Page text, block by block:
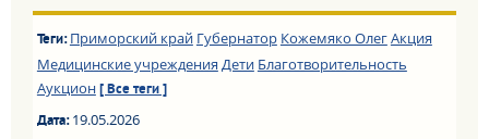
Теги: Приморский край Губернатор Кожемяко ОлегАкция
Медицинские учреждения Дети Благотворительность
Аукцион [ Все теги ]
Дата:19.05.2026